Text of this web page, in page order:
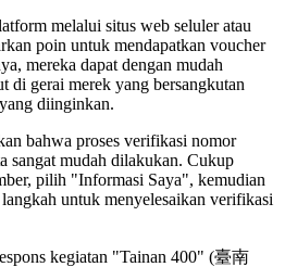
melalui situs web seluler atau
poin untuk mendapatkan voucher
mereka dapat dengan mudah
di gerai merek yang bersangkutan
diinginkan.
bahwa proses verifikasi nomor
sangat mudah dilakukan. Cukup
pilih "Informasi Saya", kemudian
untuk menyelesaikan verifikasi
kegiatan "Tainan 400" (臺南